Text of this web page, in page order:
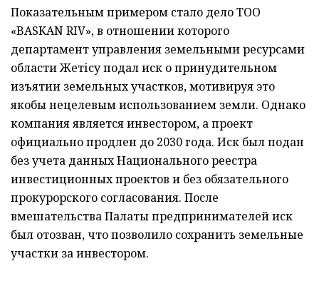
Показательным примером стало дело ТОО
«BASKAN RIV», в отношении которого
департамент управления земельными ресурсами
области Жетісу подал иск о принудительном
изъятии земельных участков, мотивируя это
якобы нецелевым использованием земли. Однако
компания является инвестором, а проект
официально продлен до 2030 года. Иск был подан
без учета данных Национального реестра
инвестиционных проектов и без обязательного
прокурорского согласования. После
вмешательства Палаты предпринимателей иск
был отозван, что позволило сохранить земельные
участки за инвестором.